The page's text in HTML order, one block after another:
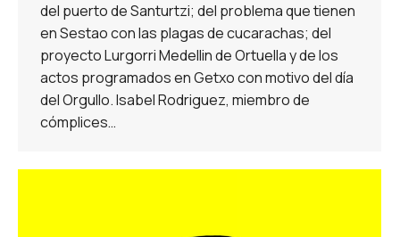
del puerto de Santurtzi; del problema que tienen
en Sestao con las plagas de cucarachas; del
proyecto Lurgorri Medellin de Ortuella y de los
actos programados en Getxo con motivo del día
del Orgullo. Isabel Rodriguez, miembro de
cómplices…